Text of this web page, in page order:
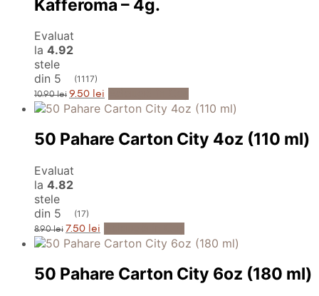
Kafferoma – 4g.
Evaluat
la 4.92
stele
din 5
(1117)
10.90lei Prețul
inițial
a
10.90 lei.
9.50 lei Prețul
curent
este:
50 Pahare Carton City 4oz (110 ml)
Evaluat
la 4.82
stele
din 5
(17)
8.90lei Prețul
inițial
a
8.90 lei.
7.50 lei Prețul
curent
este:
50 Pahare Carton City 6oz (180 ml)